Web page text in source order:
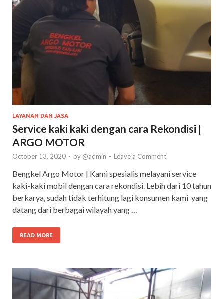
LAYANAN DAN JASA
Service kaki kaki dengan cara Rekondisi |
ARGO MOTOR
October 13, 2020 - by @admin - Leave a Comment
Bengkel Argo Motor | Kami spesialis melayani service
kaki-kaki mobil dengan cara rekondisi. Lebih dari 10 tahun
berkarya, sudah tidak terhitung lagi konsumen kami yang
datang dari berbagai wilayah yang …
READ MORE